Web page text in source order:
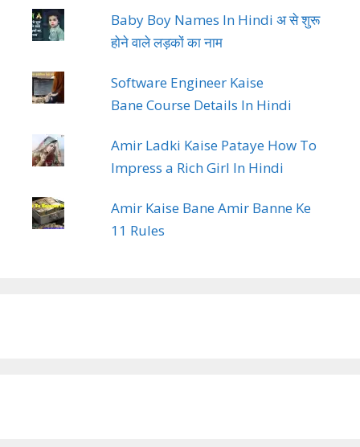
Baby Boy Names In Hindi अ से शुरू
होने वाले लड़कों का नाम
Software Engineer Kaise
Bane Course Details In Hindi
Amir Ladki Kaise Pataye How To
Impress a Rich Girl In Hindi
Amir Kaise Bane Amir Banne Ke
11 Rules